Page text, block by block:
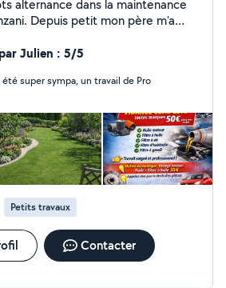
alternance dans la maintenance
Depuis petit mon père m'a
je suis véhiculé et je peux
nombreuses tâches.
Julien : 5/5
super sympa, un travail de Pro
Petits travaux
Contacter